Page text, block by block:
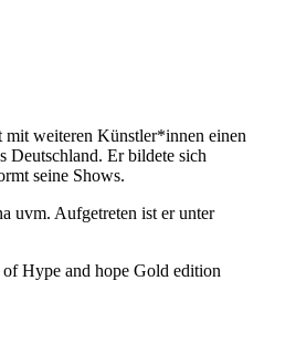
mit weiteren Künstler*innen einen
Deutschland. Er bildete sich
seine Shows.
uvm. Aufgetreten ist er unter
Hype and hope Gold edition